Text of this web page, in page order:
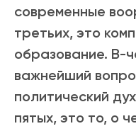
современные
третьих, это
образование. В-
важнейший
политический
пятых, это то, о